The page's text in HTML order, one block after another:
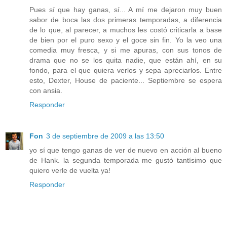
Pues sí que hay ganas, sí... A mí me dejaron muy buen
sabor de boca las dos primeras temporadas, a diferencia
de lo que, al parecer, a muchos les costó criticarla a base
de bien por el puro sexo y el goce sin fin. Yo la veo una
comedia muy fresca, y si me apuras, con sus tonos de
drama que no se los quita nadie, que están ahí, en su
fondo, para el que quiera verlos y sepa apreciarlos. Entre
esto, Dexter, House de paciente... Septiembre se espera
con ansia.
Responder
Fon 3 de septiembre de 2009 a las 13:50
yo sí que tengo ganas de ver de nuevo en acción al bueno
de Hank. la segunda temporada me gustó tantísimo que
quiero verle de vuelta ya!
Responder